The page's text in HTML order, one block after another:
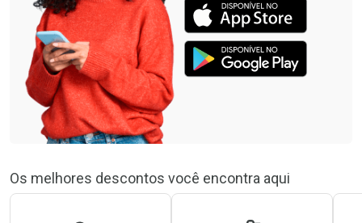
Os melhores descontos você encontra aqui